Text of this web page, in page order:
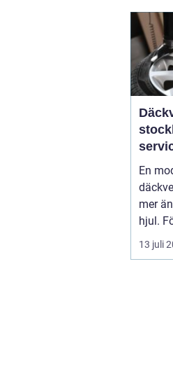
mil
En
mer
hjul.
valet
13 juli